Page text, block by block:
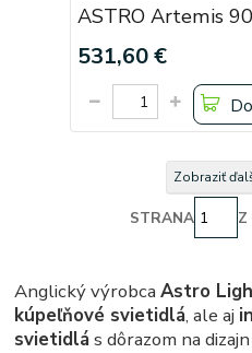
ASTRO Artemis
531,60 €
Zobraziť
STRANA Z
Anglický výrobcaAstro
kúpeľňové svietidlá, ale aj
svietidlá s dôrazom na